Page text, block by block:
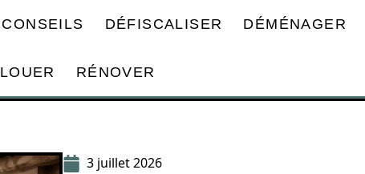
CONSEILS DÉFISCALISER DÉMÉNAGER
LOUER RÉNOVER
3 juillet 2026